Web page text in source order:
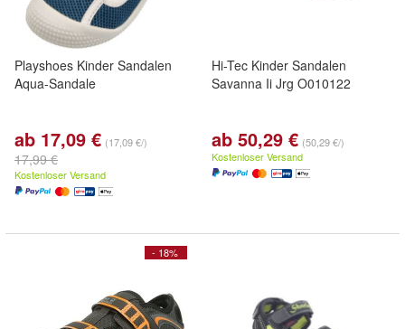
Playshoes Kinder Sandalen
Aqua-Sandale
ab 17,09 € (17,09 €/)
17,99 €
Kostenloser Versand
Hi-Tec Kinder Sandalen
Savanna Ii Jrg O010122
ab 50,29 € (50,29 €/)
Kostenloser Versand
- 18%